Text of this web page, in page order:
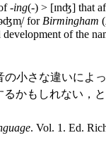
-ing(-) > [ɪnʤ] that
for Birmingham (
development of the
小さな違いによ
かもしれない，
. Vol. 1. Ed.